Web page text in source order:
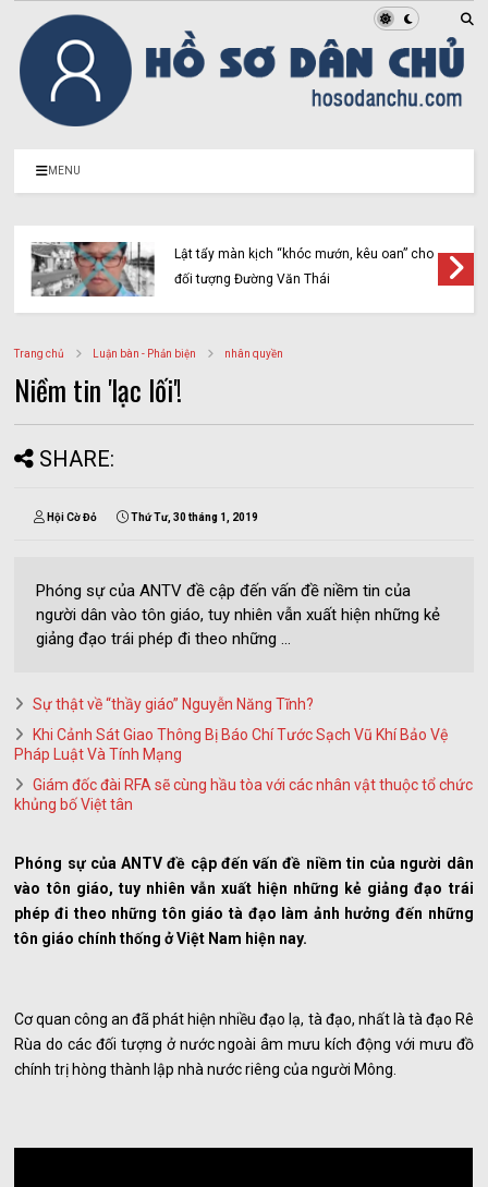
MENU
Lật tẩy màn kịch “khóc mướn, kêu oan” cho
đối tượng Đường Văn Thái
Trang chủ Luận bàn - Phản biện nhân quyền
Niềm tin 'lạc lối'!
SHARE:
Hội Cờ Đỏ Thứ Tư, 30 tháng 1, 2019
Phóng sự của ANTV đề cập đến vấn đề niềm tin của
người dân vào tôn giáo, tuy nhiên vẫn xuất hiện những kẻ
giảng đạo trái phép đi theo những ...
Sự thật về “thầy giáo” Nguyễn Năng Tĩnh?
Khi Cảnh Sát Giao Thông Bị Báo Chí Tước Sạch Vũ Khí Bảo Vệ
Pháp Luật Và Tính Mạng
Giám đốc đài RFA sẽ cùng hầu tòa với các nhân vật thuộc tổ chức
khủng bố Việt tân
Phóng sự của ANTV đề cập đến vấn đề niềm tin của người dân
vào tôn giáo, tuy nhiên vẫn xuất hiện những kẻ giảng đạo trái
phép đi theo những tôn giáo tà đạo làm ảnh hưởng đến những
tôn giáo chính thống ở Việt Nam hiện nay.
Cơ quan công an đã phát hiện nhiều đạo lạ, tà đạo, nhất là tà đạo Rê
Rùa do các đối tượng ở nước ngoài âm mưu kích động với mưu đồ
chính trị hòng thành lập nhà nước riêng của người Mông.